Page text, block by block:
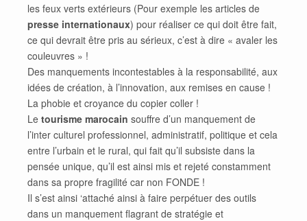
les feux verts extérieurs (Pour exemple les articles de
presse internationaux) pour réaliser ce qui doit être fait,
ce qui devrait être pris au sérieux, c’est à dire « avaler les
couleuvres » !
Des manquements incontestables à la responsabilité, aux
idées de création, à l’innovation, aux remises en cause !
La phobie et croyance du copier coller !
Le tourisme marocain souffre d’un manquement de
l’inter culturel professionnel, administratif, politique et cela
entre l’urbain et le rural, qui fait qu’il subsiste dans la
pensée unique, qu’il est ainsi mis et rejeté constamment
dans sa propre fragilité car non FONDE !
Il s’est ainsi ‘attaché ainsi à faire perpétuer des outils
dans un manquement flagrant de stratégie et